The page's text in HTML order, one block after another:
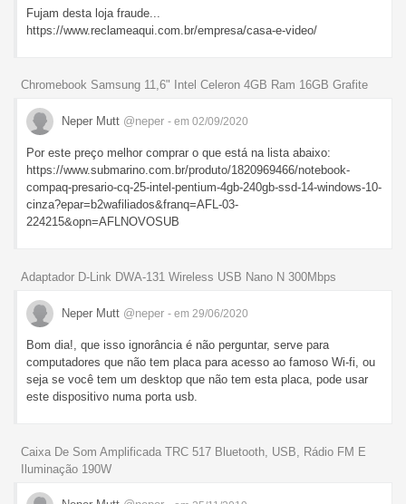
Fujam desta loja fraude...
https://www.reclameaqui.com.br/empresa/casa-e-video/
Chromebook Samsung 11,6" Intel Celeron 4GB Ram 16GB Grafite
Neper Mutt @neper - em 02/09/2020
Por este preço melhor comprar o que está na lista abaixo:
https://www.submarino.com.br/produto/1820969466/notebook-
compaq-presario-cq-25-intel-pentium-4gb-240gb-ssd-14-windows-10-
cinza?epar=b2wafiliados&franq=AFL-03-
224215&opn=AFLNOVOSUB
Adaptador D-Link DWA-131 Wireless USB Nano N 300Mbps
Neper Mutt @neper - em 29/06/2020
Bom dia!, que isso ignorância é não perguntar, serve para
computadores que não tem placa para acesso ao famoso Wi-fi, ou
seja se você tem um desktop que não tem esta placa, pode usar
este dispositivo numa porta usb.
Caixa De Som Amplificada TRC 517 Bluetooth, USB, Rádio FM E
Iluminação 190W